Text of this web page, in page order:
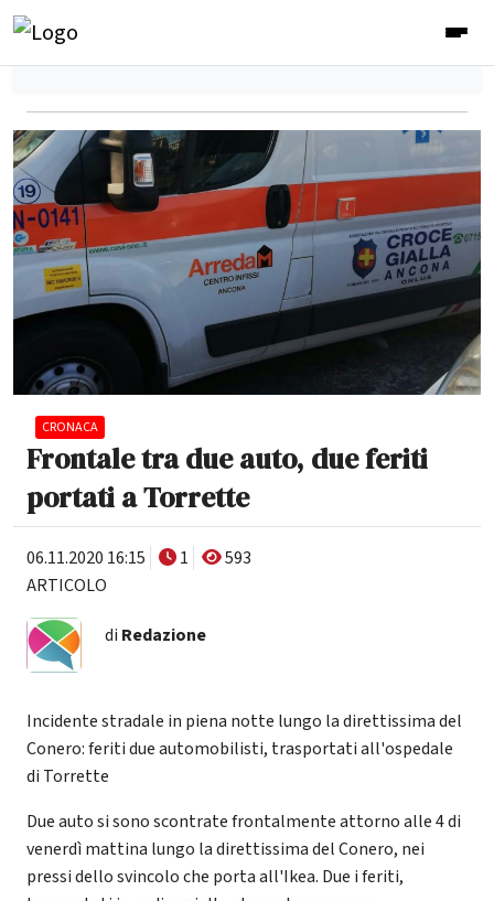
CRONACA
Frontale tra due auto, due feriti
portati a Torrette
06.11.2020 16:15 1
593
ARTICOLO
di Redazione
Incidente stradale in piena notte lungo la direttissima del
Conero: feriti due automobilisti, trasportati all'ospedale
di Torrette
Due auto si sono scontrate frontalmente attorno alle 4 di
venerdì mattina lungo la direttissima del Conero, nei
pressi dello svincolo che porta all'Ikea. Due i feriti,